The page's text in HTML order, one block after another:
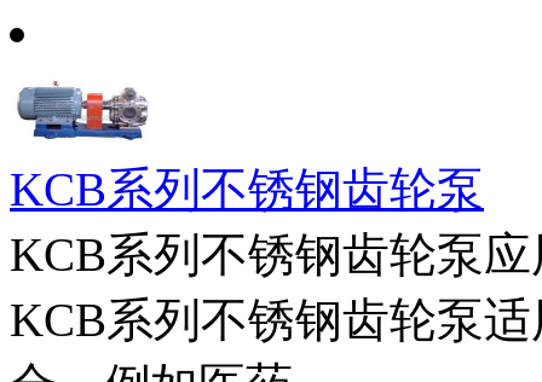
KCB系列不锈钢齿轮泵
KCB系列不锈钢齿轮泵
KCB系列不锈钢齿轮泵